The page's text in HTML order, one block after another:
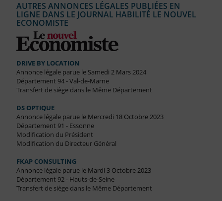
AUTRES ANNONCES LÉGALES PUBLIÉES EN
LIGNE DANS LE JOURNAL HABILITÉ LE NOUVEL
ECONOMISTE
DRIVE BY LOCATION
Annonce légale parue le Samedi 2 Mars 2024
Département 94 - Val-de-Marne
Transfert de siège dans le Même Département
DS OPTIQUE
Annonce légale parue le Mercredi 18 Octobre 2023
Département 91 - Essonne
Modification du Président
Modification du Directeur Général
FKAP CONSULTING
Annonce légale parue le Mardi 3 Octobre 2023
Département 92 - Hauts-de-Seine
Transfert de siège dans le Même Département